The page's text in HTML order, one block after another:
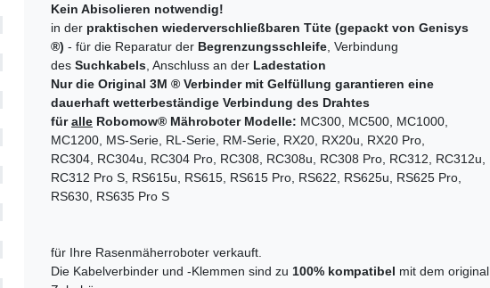
Kein Abisolieren notwendig!
in der praktischen wiederverschließbaren Tüte (gepackt von Genisys
®) - für die Reparatur der Begrenzungsschleife , Verbindung
des Suchkabels , Anschluss an der Ladestation
Nur die Original 3M ® Verbinder mit Gelfüllung garantieren eine
dauerhaft wetterbeständige Verbindung des Drahtes
füralle Robomow® Mähroboter Modelle: MC300, MC500, MC1000,
MC1200, MS-Serie, RL-Serie, RM-Serie, RX20, RX20u, RX20 Pro,
RC304, RC304u, RC304 Pro, RC308, RC308u, RC308 Pro, RC312, RC312u,
RC312 Pro S, RS615u, RS615, RS615 Pro, RS622, RS625u, RS625 Pro,
RS630, RS635 Pro S
für Ihre Rasenmäherroboter verkauft.
Die Kabelverbinder und -Klemmen sind zu 100% kompatibel mit dem original